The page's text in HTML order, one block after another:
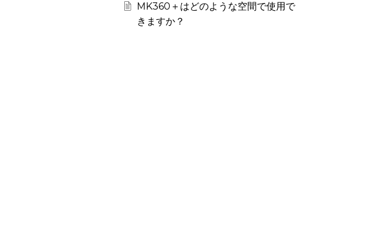
MK360＋はどのような空間で使用で
きますか？